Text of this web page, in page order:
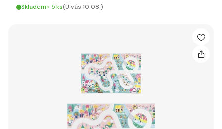
Skladem> 5 ks(U vás 10.08.)